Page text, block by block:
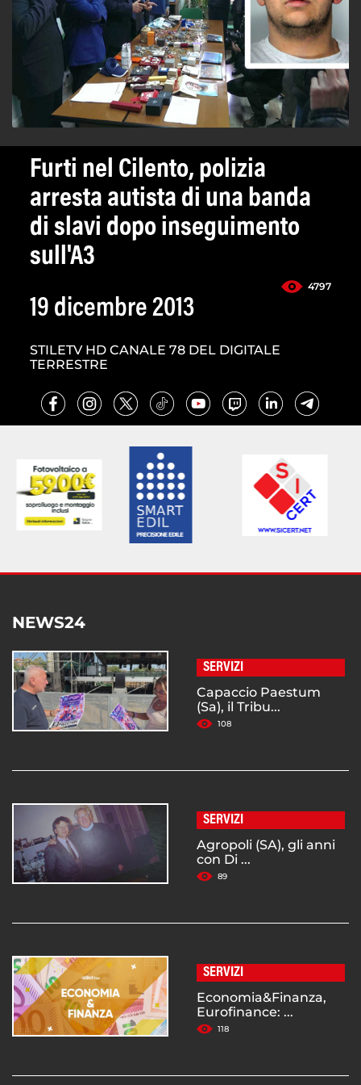
Furti nel Cilento, polizia
arresta autista di una banda
di slavi dopo inseguimento
sull'A3
4797
19 dicembre 2013
STILETV HD CANALE 78 DEL DIGITALE
TERRESTRE
NEWS24
SERVIZI
Capaccio Paestum
(Sa), il Tribu...
108
SERVIZI
Agropoli (SA), gli anni
con Di ...
89
SERVIZI
Economia&Finanza,
Eurofinance: ...
118